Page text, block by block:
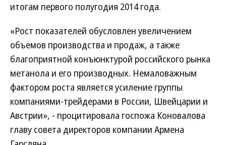
итогам первого полугодия 2014 года.
«Рост показателей обусловлен увеличением
объемов производства и продаж, а также
благоприятной конъюнктурой российского рынка
метанола и его производных. Немаловажным
фактором роста является усиление группы
компаниями-трейдерами в России, Швейцарии и
Австрии», - процитировала госпожа Коновалова
главу совета директоров компании Армена